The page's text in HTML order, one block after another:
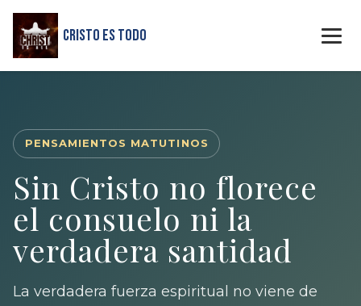
Cristo Es Todo
PENSAMIENTOS MATUTINOS
Sin Cristo no florece
el consuelo ni la
verdadera santidad
La verdadera fuerza espiritual no viene de